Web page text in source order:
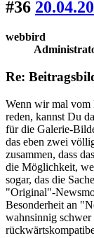
#36
webbird
Re:
Wenn wir mal vom
reden, kannst Du
für die Galerie-
das eben zwei
zusammen, dass
die Möglichkeit,
sogar, das die
"Original"-
Besonderheit an
wahnsinnig